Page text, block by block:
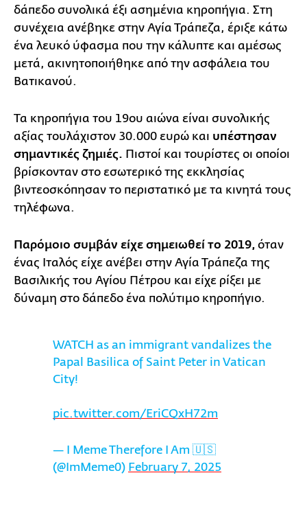
δάπεδο συνολικά έξι ασημένια κηροπήγια. Στη
συνέχεια ανέβηκε στην Αγία Τράπεζα, έριξε κάτω
ένα λευκό ύφασμα που την κάλυπτε και αμέσως
μετά, ακινητοποιήθηκε από την ασφάλεια του
Βατικανού.
Τα κηροπήγια του 19ου αιώνα είναι συνολικής
αξίας τουλάχιστον 30.000 ευρώ και υπέστησαν
σημαντικές ζημιές. Πιστοί και τουρίστες οι οποίοι
βρίσκονταν στο εσωτερικό της εκκλησίας
βιντεοσκόπησαν το περιστατικό με τα κινητά τους
τηλέφωνα.
Παρόμοιο συμβάν είχε σημειωθεί το 2019, όταν
ένας Ιταλός είχε ανέβει στην Αγία Τράπεζα της
Βασιλικής του Αγίου Πέτρου και είχε ρίξει με
δύναμη στο δάπεδο ένα πολύτιμο κηροπήγιο.
WATCH as an immigrant vandalizes the
Papal Basilica of Saint Peter in Vatican
City!
pic.twitter.com/EriCQxH72m
— I Meme Therefore I Am 🇺🇸
(@ImMeme0) February 7, 2025